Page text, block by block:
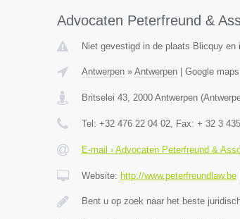
Advocaten Peterfreund &
Niet gevestigd in de plaats Blicquy en
Antwerpen» Antwerpen| Google maps
Britselei 43, 2000 Antwerpen(
Tel: +32 476 22 04 02, Fax: + 32 3
E-mail › Advocaten Peterfreund &
Website: http://www.peterfreundlaw.be|
Bent u op zoek naar het beste